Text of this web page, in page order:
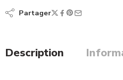
Partager
Description